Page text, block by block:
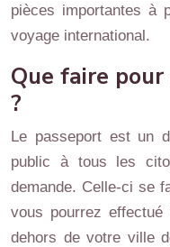
pièces importantes à
voyage international.
Que faire
?
Le passeport est un
public à tous les
demande. Celle-ci se
vous pourrez effectué
dehors de votre ville